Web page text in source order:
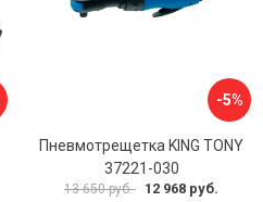
-5%
Пневмотрещетка KING TONY
37221-030
13 650 руб. 12 968 руб.